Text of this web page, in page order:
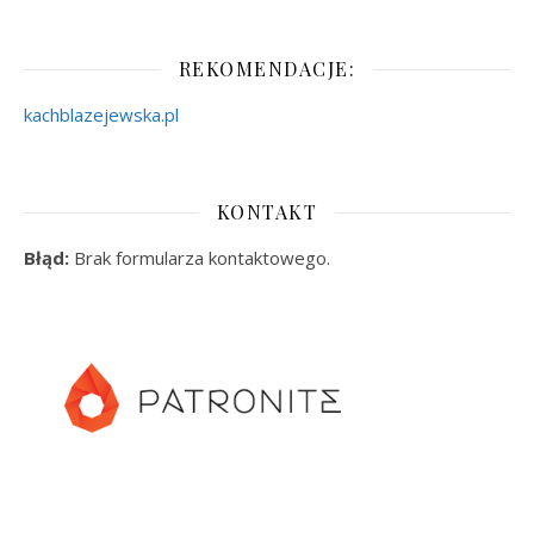
REKOMENDACJE:
kachblazejewska.pl
KONTAKT
Błąd: Brak formularza kontaktowego.